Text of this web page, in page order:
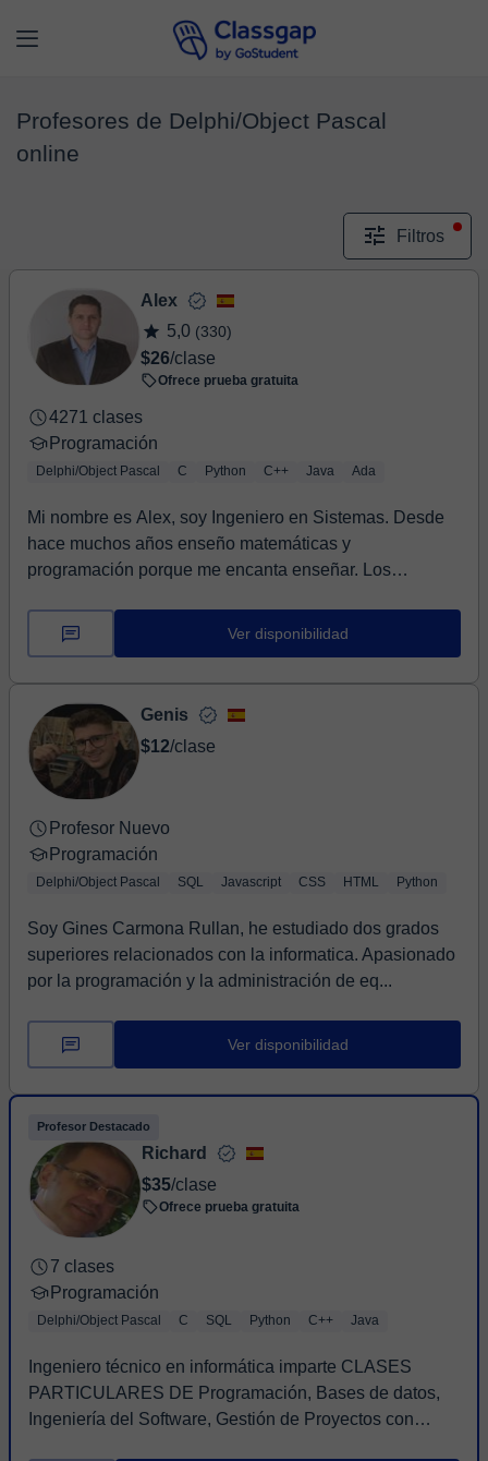
Profesores de Delphi/Object Pascal
online
Filtros
Alex
5,0 (330)
$26/clase
Ofrece prueba gratuita
4271 clases
Programación
Delphi/Object Pascal C Python C++ Java Ada
Mi nombre es Alex, soy Ingeniero en Sistemas. Desde
hace muchos años enseño matemáticas y
programación porque me encanta enseñar. Los
Ver disponibilidad
Genis
$12/clase
Profesor Nuevo
Programación
Delphi/Object Pascal SQL Javascript CSS HTML Python
Soy Gines Carmona Rullan, he estudiado dos grados
superiores relacionados con la informatica. Apasionado
por la programación y la administración de eq...
Ver disponibilidad
Profesor Destacado
Richard
$35/clase
Ofrece prueba gratuita
7 clases
Programación
Delphi/Object Pascal C SQL Python C++ Java
Ingeniero técnico en informática imparte CLASES
PARTICULARES DE Programación, Bases de datos,
Ingeniería del Software, Gestión de Proyectos con